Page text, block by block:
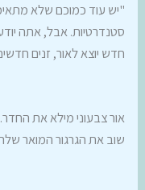
"יש עוד כמוכם שלא
סטנדרטיות. אבל, אתה
חדש יוצא לאור, זנים
אור צבעוני מילא את
שוב את הגרגור המואר